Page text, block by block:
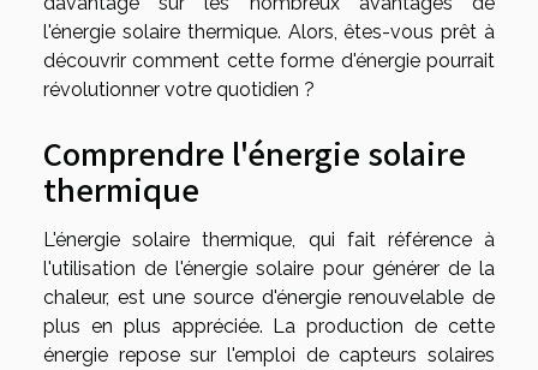
l'énergie solaire thermique. Alors, êtes-vous prêt à
découvrir comment cette forme d'énergie pourrait
révolutionner votre quotidien ?
Comprendre l'énergie solaire
thermique
L'énergie solaire thermique, qui fait référence à
l'utilisation de l'énergie solaire pour générer de la
chaleur, est une source d'énergie renouvelable de
plus en plus appréciée. La production de cette
énergie repose sur l'emploi de capteurs solaires